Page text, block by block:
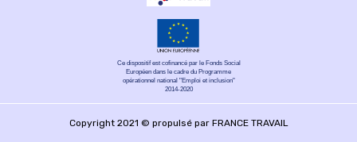
Ce dispositif est cofinancé par le Fonds Social
Européen dans le cadre du Programme
opérationnel national "Emploi et inclusion"
2014-2020
Copyright 2021 © propulsé par FRANCE TRAVAIL